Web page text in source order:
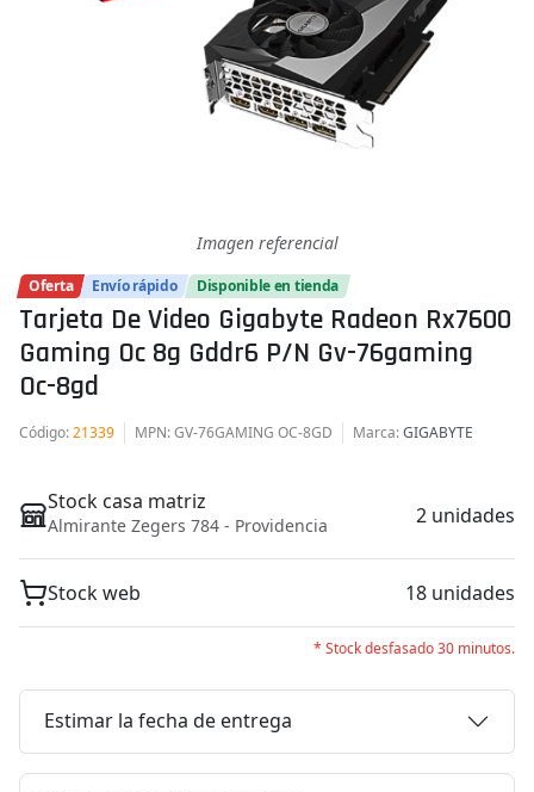
Imagen referencial
Oferta Envío rápido Disponible en tienda
Tarjeta De Video Gigabyte Radeon Rx7600
Gaming Oc 8g Gddr6 P/n Gv-76gaming
Oc-8gd
Código:21339 MPN: GV-76GAMING OC-8GD Marca:GIGABYTE
Stock casa matriz
Almirante Zegers 784 - Providencia 2 unidades
Stock web 18 unidades
* Stock desfasado 30 minutos.
Estimar la fecha de entrega